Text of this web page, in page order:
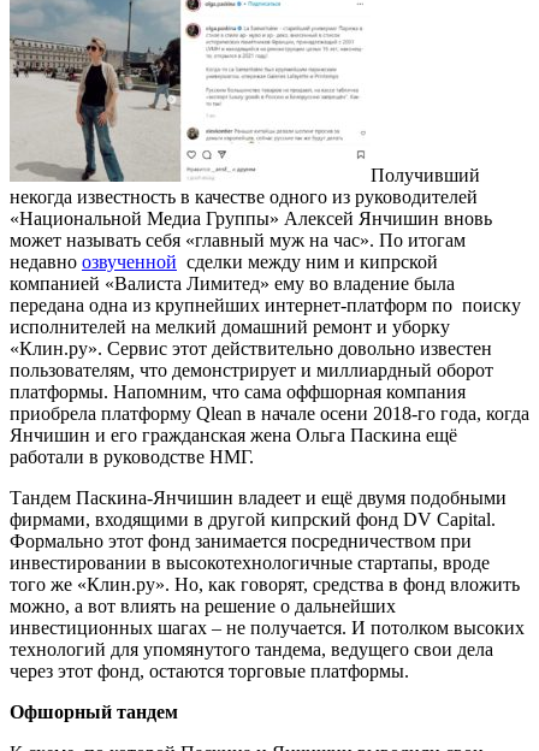
Получивший
некогда известность в качестве одного из руководителей
«Национальной Медиа Группы» Алексей Янчишин вновь
может называть себя «главный муж на час». По итогам
недавно озвученной сделки между ним и кипрской
компанией «Валиста Лимитед» ему во владение была
передана одна из крупнейших интернет-платформ по поиску
исполнителей на мелкий домашний ремонт и уборку
«Клин.ру». Сервис этот действительно довольно известен
пользователям, что демонстрирует и миллиардный оборот
платформы. Напомним, что сама оффшорная компания
приобрела платформу Qlean в начале осени 2018-го года, когда
Янчишин и его гражданская жена Ольга Паскина ещё
работали в руководстве НМГ.
Тандем Паскина-Янчишин владеет и ещё двумя подобными
фирмами, входящими в другой кипрский фонд DV Capital.
Формально этот фонд занимается посредничеством при
инвестировании в высокотехнологичные стартапы, вроде
того же «Клин.ру». Но, как говорят, средства в фонд вложить
можно, а вот влиять на решение о дальнейших
инвестиционных шагах – не получается. И потолком высоких
технологий для упомянутого тандема, ведущего свои дела
через этот фонд, остаются торговые платформы.
Офшорный тандем